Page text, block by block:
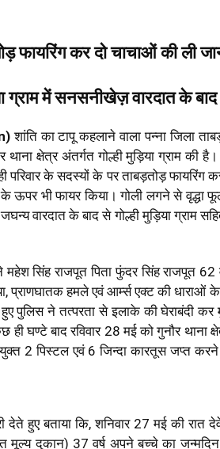
कर दो चाचाओं की ली
ग्राम में सनसनीखेज़ वारदात के
शांति का टापू कहलाने वाला पन्ना जिला
क्षेत्र अंतर्गत गोल्ही मुड़िया ग्राम की
के सदस्यों के पर ताबड़तोड़ फायरिंग
ऊपर भी फायर किया। गोली लगने से वृद्धा
वारदात के बाद से गोल्ही मुड़िया ग्राम
सिंह राजपूत पिता फुंदर सिंह राजपूत 62
प्राणघातक हमले एवं आर्म्स एक्ट की
पुलिस ने तत्परता से इलाके की घेराबंदी कर
ही घण्टे बाद रविवार 28 मई को गुनौर थाना
2 पिस्टल एवं 6 जिन्दा कारतूस जप्त करने
हुए बताया कि, शनिवार 27 मई की रात
मूल्य दुकान) 37 वर्ष अपने बच्चे का